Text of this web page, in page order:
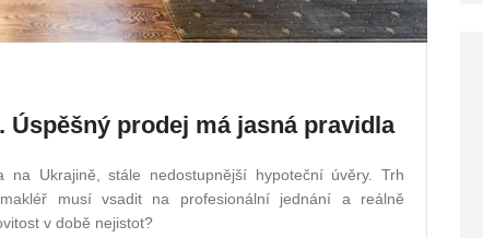
prodej má jasná pravidla
Ukrajině, stále nedostupnější hypoteční úvěry. Trh
musí vsadit na profesionální jednání a reálně
v době nejistot?